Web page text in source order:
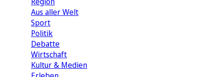
Aus aller Welt
Sport
Politik
Debatte
Wirtschaft
Kultur & Medien